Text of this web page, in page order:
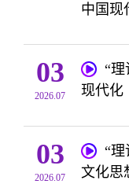
中国现
03
2026.07
“
现代化
03
2026.07
“理
文化思